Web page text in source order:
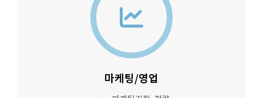
마케팅/영업